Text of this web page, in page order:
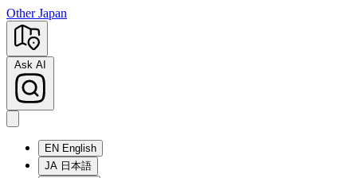
Other Japan
Ask AI
EN English
JA 日本語